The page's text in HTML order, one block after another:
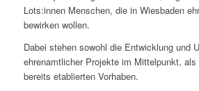
Lots:innen Menschen, die in Wiesbaden
bewirken wollen.
Dabei stehen sowohl die Entwicklung und
ehrenamtlicher Projekte im Mittelpunkt,
bereits etablierten Vorhaben.